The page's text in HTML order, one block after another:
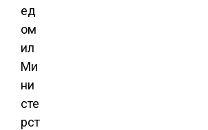
ед
ом
ил
Ми
ни
сте
рст